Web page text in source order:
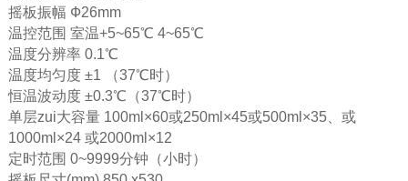
摇板振幅 Ф26mm
温控范围 室温+5~65℃ 4~65℃
温度分辨率 0.1℃
温度均匀度 ±1 （37℃时）
恒温波动度 ±0.3℃（37℃时）
单层zui大容量 100ml×60或250ml×45或500ml×35、或
1000ml×24 或2000ml×12
定时范围 0~9999分钟（小时）